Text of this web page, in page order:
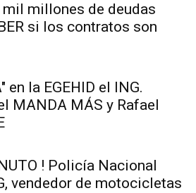
mil millones de deudas
si los contratos son
en la EGEHID el ING.
MANDA MÁS y Rafael
! Policía Nacional
vendedor de motocicletas